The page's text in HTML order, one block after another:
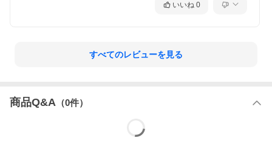
いいね 0
すべてのレビューを見る
商品Q&A （0件）